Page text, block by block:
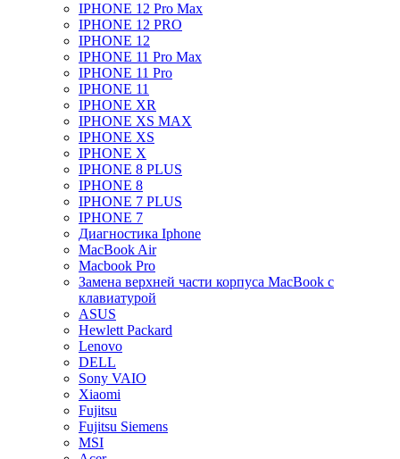
IPHONE 12 Pro Max
IPHONE 12 PRO
IPHONE 12
IPHONE 11 Pro Max
IPHONE 11 Pro
IPHONE 11
IPHONE XR
IPHONE XS MAX
IPHONE XS
IPHONE X
IPHONE 8 PLUS
IPHONE 8
IPHONE 7 PLUS
IPHONE 7
Диагностика Iphone
MacBook Air
Macbook Pro
Замена верхней части корпуса MacBook с
клавиатурой
ASUS
Hewlett Packard
Lenovo
DELL
Sony VAIO
Xiaomi
Fujitsu
Fujitsu Siemens
MSI